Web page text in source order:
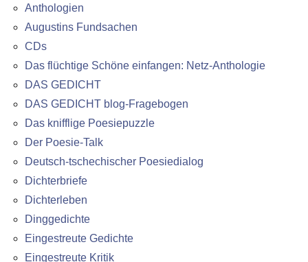
Anthologien
Augustins Fundsachen
CDs
Das flüchtige Schöne einfangen: Netz-Anthologie
DAS GEDICHT
DAS GEDICHT blog-Fragebogen
Das knifflige Poesiepuzzle
Der Poesie-Talk
Deutsch-tschechischer Poesiedialog
Dichterbriefe
Dichterleben
Dinggedichte
Eingestreute Gedichte
Eingestreute Kritik